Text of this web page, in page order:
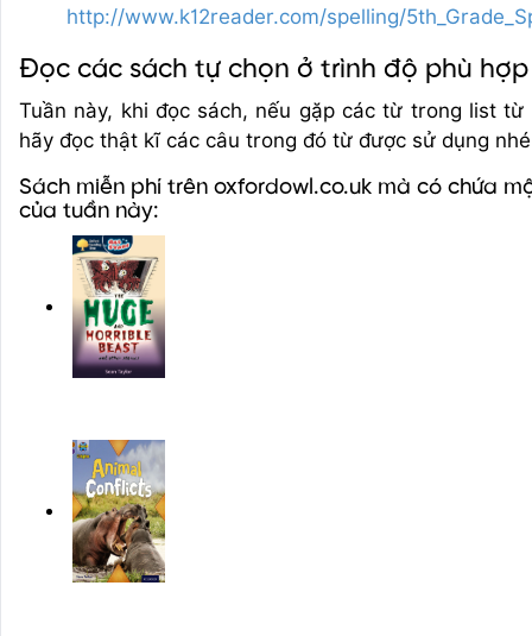
http://www.k12reader.com/spelling/
Đọc các sách tự chọn ở trình độ phù hợp
Tuần này, khi đọc sách, nếu gặp các từ trong list
hãy đọc thật kĩ các câu trong đó từ được sử dụng
Sách miễn phí trên oxfordowl.co.uk mà có chứa
của tuần này: